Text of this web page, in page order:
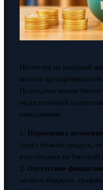
Несмотря на широкий
многие
Подводные камни
недостаточной
ожиданиями:
1. Переоценка
берут больше средств,
рассчитывая на быстрый
2. Отсутствие
чёткого бюджета,